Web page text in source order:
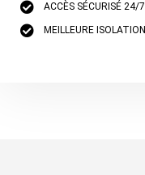
ACCÈS SÉCURISÉ 24/7
MEILLEURE ISOLATION